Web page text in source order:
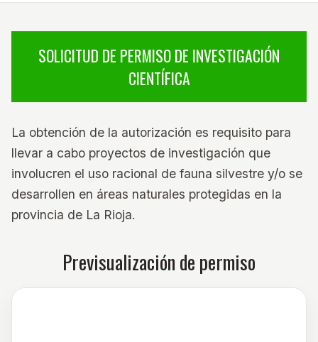
SOLICITUD DE PERMISO DE INVESTIGACIÓN
CIENTÍFICA
La obtención de la autorización es requisito para
llevar a cabo proyectos de investigación que
involucren el uso racional de fauna silvestre y/o se
desarrollen en áreas naturales protegidas en la
provincia de La Rioja.
Previsualización de permiso